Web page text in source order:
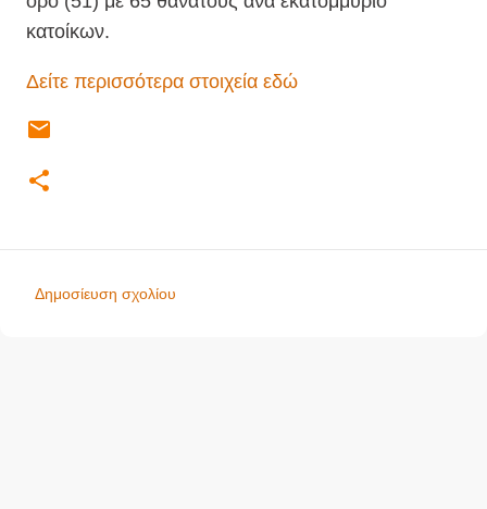
κατοίκων.
Δείτε περισσότερα στοιχεία εδώ
Δημοσίευση σχολίου